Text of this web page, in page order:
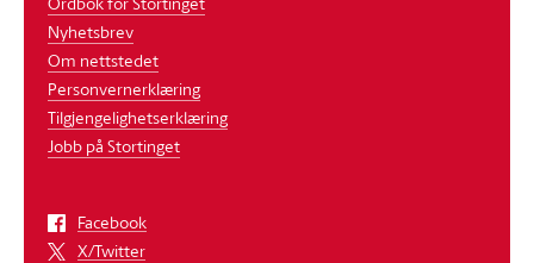
Nyhetsbrev
Om nettstedet
Personvernerklæring
Tilgjengelighetserklæring
Jobb på Stortinget
Facebook
X/Twitter